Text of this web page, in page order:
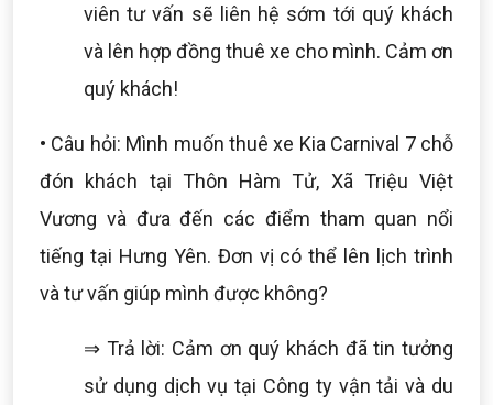
viên tư vấn sẽ liên hệ sớm tới quý khách
và lên hợp đồng thuê xe cho mình. Cảm ơn
quý khách!
• Câu hỏi: Mình muốn thuê xe Kia Carnival 7 chỗ
đón khách tại Thôn Hàm Tử, Xã Triệu Việt
Vương và đưa đến các điểm tham quan nổi
tiếng tại Hưng Yên. Đơn vị có thể lên lịch trình
và tư vấn giúp mình được không?
⇒ Trả lời: Cảm ơn quý khách đã tin tưởng
sử dụng dịch vụ tại Công ty vận tải và du